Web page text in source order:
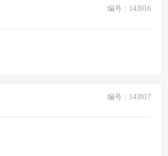
编号：143916
编号：143917